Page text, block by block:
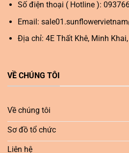
Số điện thoại ( Hotline ):
Email:
Địa chỉ: 4E Thất Khê, Minh
VỀ CHÚNG TÔI
Về chúng tôi
Sơ đồ tổ chức
Liên hệ